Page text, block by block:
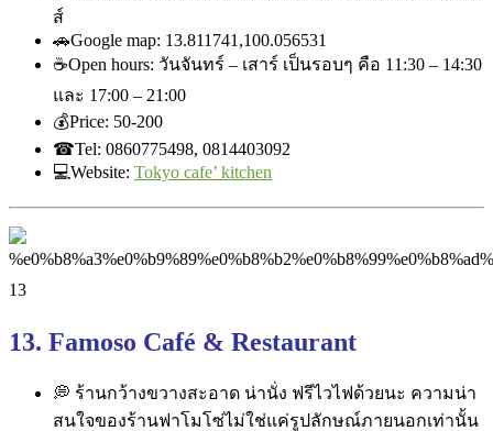
ส์
🚗Google map: 13.811741,100.056531
☕Open hours: วันจันทร์ – เสาร์ เป็นรอบๆ คือ 11:30 – 14:30
และ 17:00 – 21:00
💰Price: ‎50-200
☎Tel: 0860775498, 0814403092
💻Website: Tokyo cafe’ kitchen
13. Famoso Café & Restaurant
💭 ร้านกว้างขวางสะอาด น่านั่ง ฟรีไวไฟด้วยนะ ความน่า
สนใจของร้านฟาโมโซ่ไม่ใช่แค่รูปลักษณ์ภายนอกเท่านั้น